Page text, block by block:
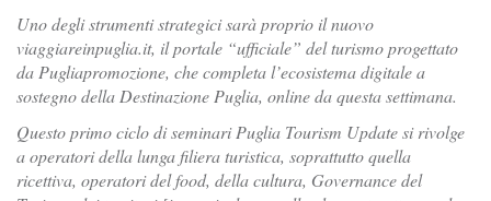
Uno degli strumenti strategici sarà proprio il nuovo
viaggiareinpuglia.it, il portale “ufficiale” del turismo progettato
da Pugliapromozione, che completa l’ecosistema digitale a
sostegno della Destinazione Puglia, online da questa settimana.
Questo primo ciclo di seminari Puglia Tourism Update si rivolge
a operatori della lunga filiera turistica, soprattutto quella
ricettiva, operatori del food, della cultura, Governance del